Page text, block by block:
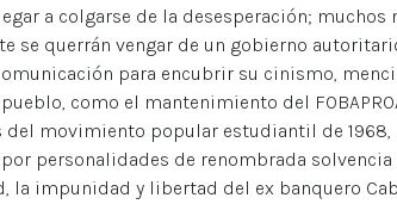
a colgarse de la desesperación; muchos
se querrán vengar de un gobierno
para encubrir su cinismo,
como el mantenimiento del
del movimiento popular estudiantil de 1968,
personalidades de renombrada
la impunidad y libertad del ex banquero